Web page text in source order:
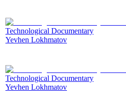
Technological Documentary
Yevhen Lokhmatov
Technological Documentary
Yevhen Lokhmatov